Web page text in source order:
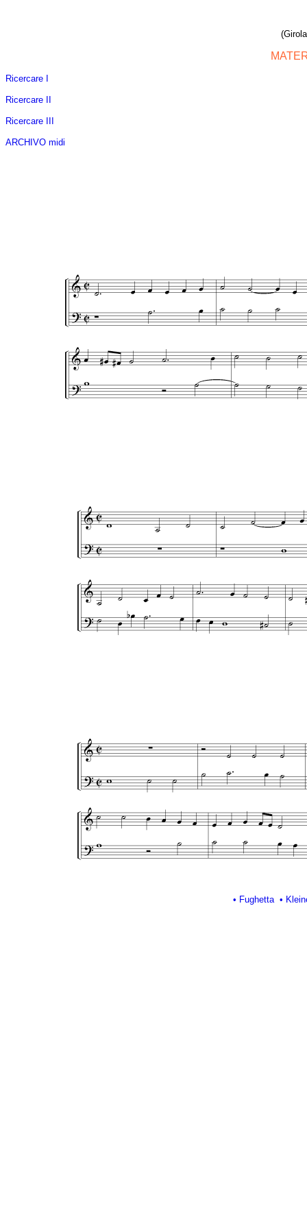
Ricercare I
Ricercare II
Ricercare III
ARCHIVO midi
• Fughetta •